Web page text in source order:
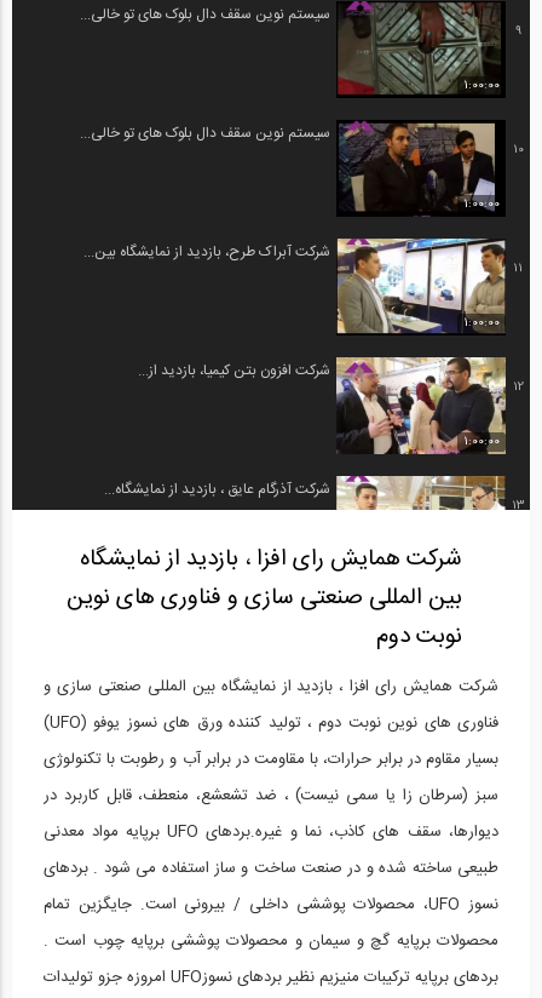
9
1:00:00
سیستم نوین سقف دال بلوک های تو خالی...
10
1:00:00
سیستم نوین سقف دال بلوک های تو خالی...
11
1:00:00
شرکت آبراک طرح، بازدید از نمایشگاه بین...
12
1:00:00
شرکت افزون بتن کیمیا، بازدید از...
13
شرکت آذرگام عایق ، بازدید از نمایشگاه...
1:00:00
شرکت بتن بسپار صنعت، بازدید از نمایشگاه...
1:00:00
شرکت بی ستون سازان ایریک، بازدید از...
1:00:00
شرکت آلتایر کلایمر، بازدید از نمایشگاه...
شرکت همایش رای افزا ، بازدید از نمایشگاه
بین المللی صنعتی سازی و فناوری های نوین
نوبت دوم
شرکت همایش رای افزا ، بازدید از نمایشگاه بین المللی صنعتی سازی و
فناوری های نوین نوبت دوم ، تولید کننده ورق های نسوز یوفو (UFO)
بسیار مقاوم در برابر حرارات، با مقاومت در برابر آب و رطوبت با تکنولوژی
سبز (سرطان زا یا سمی نیست) ، ضد تشعشع، منعطف، قابل کاربرد در
دیوارها، سقف های کاذب، نما و غیره.بردهای UFO برپایه مواد معدنی
طبیعی ساخته شده و در صنعت ساخت و ساز استفاده می شود . بردهای
نسوز UFO، محصولات پوششی داخلی / بیرونی است. جایگزین تمام
محصولات برپایه گچ و سیمان و محصولات پوششی برپایه چوب است .
بردهای برپایه ترکیبات منیزیم نظیر بردهای نسوزUFO امروزه جزو تولیدات